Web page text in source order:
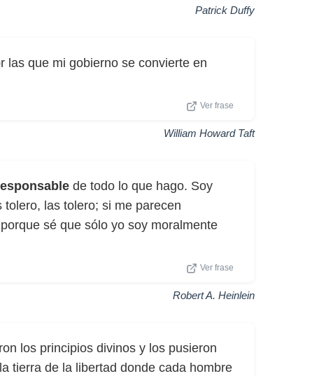
Patrick Duffy
las que mi gobierno se convierte en
Ver frase
William Howard Taft
de todo lo que hago. Soy
tolero, las tolero; si me parecen
sé que sólo yo soy moralmente
Ver frase
Robert A. Heinlein
los principios divinos y los pusieron
tierra de la libertad donde cada hombre